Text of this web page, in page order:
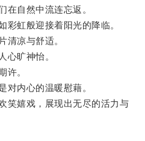
自然中流连忘返。
虹般迎接着阳光的降临。
凉与舒适。
旷神怡。
。
内心的温暖慰藉。
嬉戏，展现出无尽的活力与